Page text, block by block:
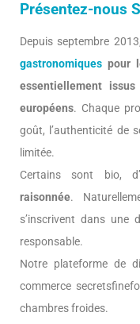
Présentez-nous
Depuis septembre
gastronomiques pour
essentiellement
européens. Chaque
goût, l’authenticité de
limitée.
Certains sont bio,
raisonnée.
s’inscrivent dans une
responsable.
Notre plateforme de
commerce
chambres froides.